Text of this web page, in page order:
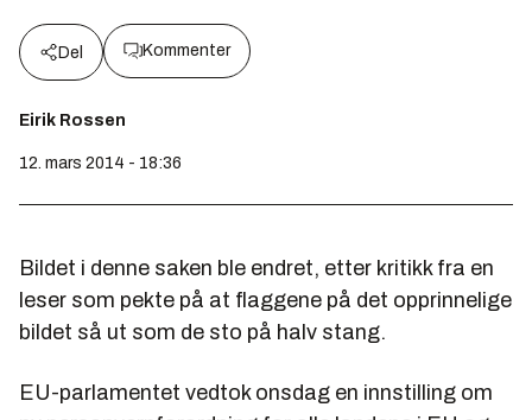
Del Kommenter
Eirik Rossen
12. mars 2014 - 18:36
Bildet i denne saken ble endret, etter kritikk fra en
leser som pekte på at flaggene på det opprinnelige
bildet så ut som de sto på halv stang.
EU-parlamentet vedtok onsdag en innstilling om